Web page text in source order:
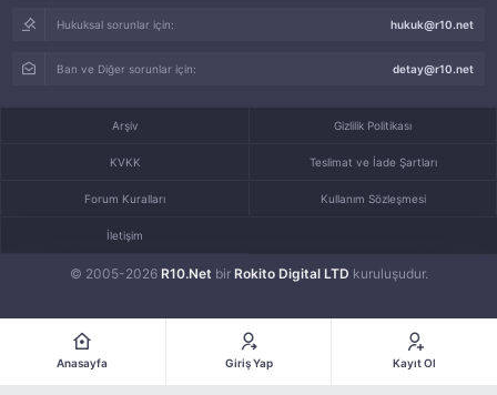
Hukuksal sorunlar için: hukuk@r10.net
Ban ve Diğer sorunlar için: detay@r10.net
© 2005-2026 R10.Net bir Rokito Digital LTD kuruluşudur.
Arşiv Gizlilik Politikası
KVKK Teslimat ve İade Şartları
Forum Kuralları Kullanım Sözleşmesi
İletişim
Anasayfa Giriş Yap Kayıt Ol